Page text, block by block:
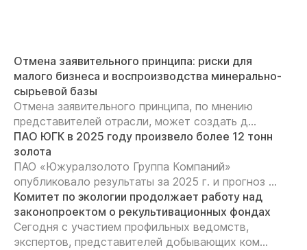
Отмена заявительного принципа: риски для
малого бизнеса и воспроизводства минерально-
сырьевой базы
Отмена заявительного принципа, по мнению
представителей отрасли, может создать д...
ПАО ЮГК в 2025 году произвело более 12 тонн
золота
ПАО «Южуралзолото Группа Компаний»
опубликовало результаты за 2025 г. и прогноз ...
Комитет по экологии продолжает работу над
законопроектом о рекультивационных фондах
Сегодня с участием профильных ведомств,
экспертов, представителей добывающих ком...